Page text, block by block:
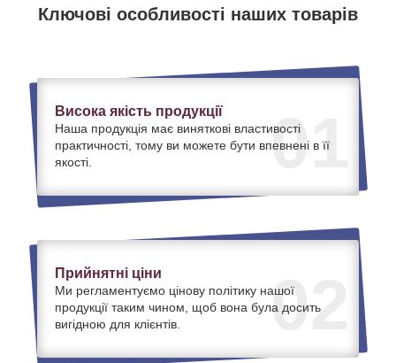
Ключові особливості наших товарів
01
Висока якість продукції
Наша продукція має виняткові властивості
практичності, тому ви можете бути впевнені в її
якості.
02
Прийнятні ціни
Ми регламентуємо цінову політику нашої
продукції таким чином, щоб вона була досить
вигідною для клієнтів.